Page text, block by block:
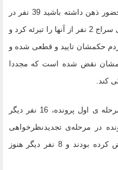
جناب آقای سراج محاکمه شده بودند. اگر حضور ذهن داشته باشید 39 نفر در
این مرحله در دادگاه محاکمه شدند که قاضی سراج 2 نفر از آنها را تبرئه کرد و
کردم حکمشان تایید و قطعی شده و
نقض شده است که مجددا
کند.
وی افزود: بعد از رسیدگی آقای سراج به مرحله ی اول پرونده، 16 نفر دیگر
در مرحله‌ی تجدیدنظرخواهی
است. 8 نفر از این افراد به احکام اعتراض کرده بودند و 8 نفر دیگر هنوز